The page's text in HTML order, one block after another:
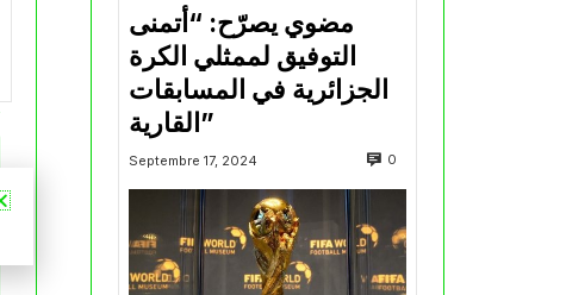
مضوي يصرّح: “أتمنى
التوفيق لممثلي الكرة
الجزائرية في المسابقات
القارية”
Septembre 17, 2024 0